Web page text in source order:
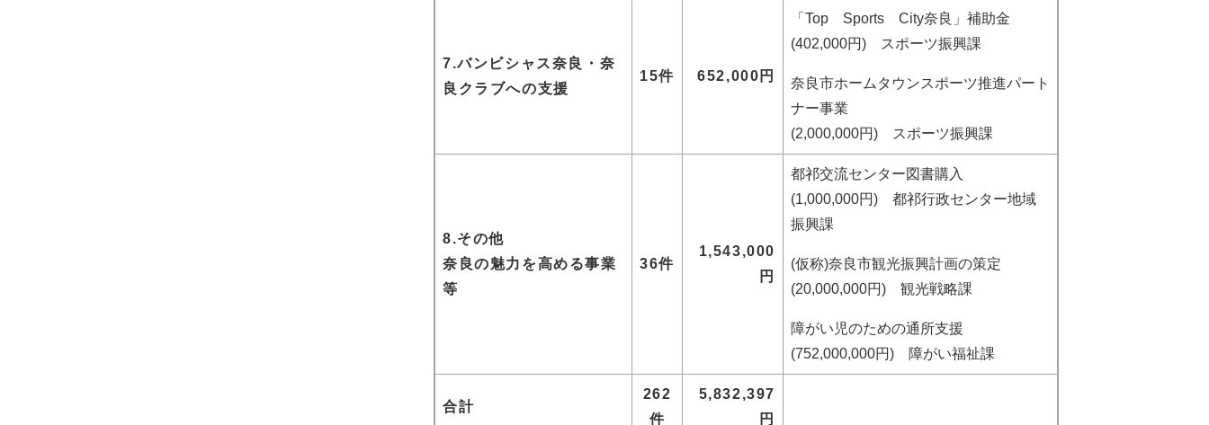
7.バンビシャス奈良・奈
良クラブへの支援
15件 652,000円
「Top Sports City奈良」補助金
(402,000円) スポーツ振興課
奈良市ホームタウンスポーツ推進パート
ナー事業
(2,000,000円) スポーツ振興課
8.その他
奈良の魅力を高める事業
等
36件
1,543,000
円
都祁交流センター図書購入
(1,000,000円) 都祁行政センター地域
振興課
(仮称)奈良市観光振興計画の策定
(20,000,000円) 観光戦略課
障がい児のための通所支援
(752,000,000円) 障がい福祉課
合計
262
件
5,832,397
円